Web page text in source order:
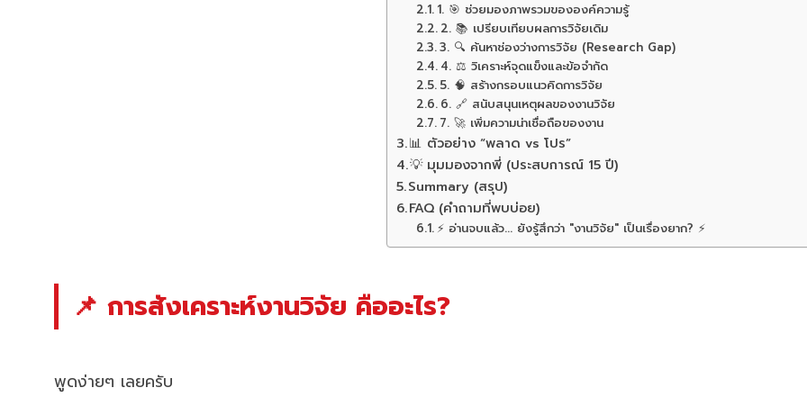
1. 🎯 ช่วยมองภาพรวมขององค์ความรู้
2. 📚 เปรียบเทียบผลการวิจัยเดิม
3. 🔍 ค้นหาช่องว่างการวิจัย (Research Gap)
4. ⚖️ วิเคราะห์จุดแข็งและข้อจำกัด
5. 🧠 สร้างกรอบแนวคิดการวิจัย
6. 🔗 สนับสนุนเหตุผลของงานวิจัย
7. 🚀 เพิ่มความน่าเชื่อถือของงาน
📊 ตัวอย่าง “พลาด vs โปร”
💡 มุมมองจากพี่ (ประสบการณ์ 15 ปี)
Summary (สรุป)
FAQ (คำถามที่พบบ่อย)
⚡ อ่านจบแล้ว... ยังรู้สึกว่า "งานวิจัย" เป็นเรื่องยาก? ⚡
📌 การสังเคราะห์งานวิจัย คืออะไร?
พูดง่ายๆ เลยครับ